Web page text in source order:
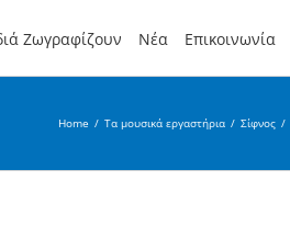
Ζωγραφίζουν Νέα Επικοινωνία
Home / Τα μουσικά εργαστήρια / Σίφνος /